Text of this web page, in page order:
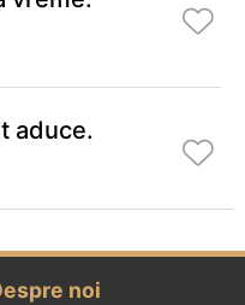
aduce.
noi